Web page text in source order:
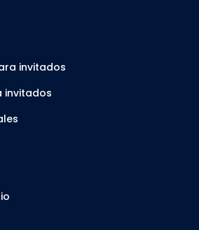
invitados
invitados